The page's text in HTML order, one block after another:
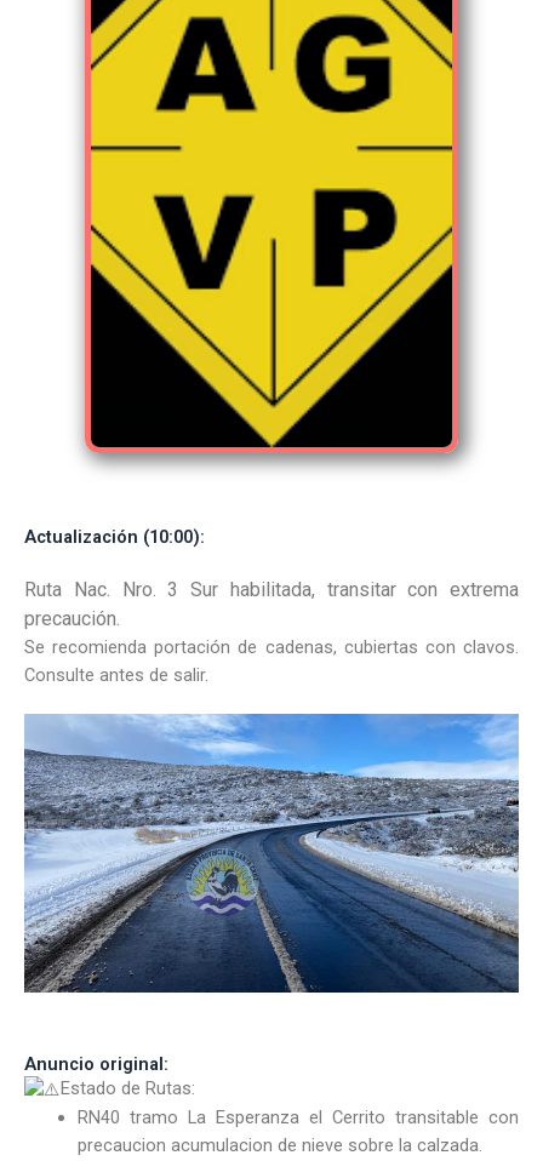
Actualización (10:00):
Ruta Nac. Nro. 3 Sur habilitada, transitar con extrema
precaución.
Se recomienda portación de cadenas, cubiertas con clavos.
Consulte antes de salir.
Anuncio original:
Estado de Rutas:
RN40 tramo La Esperanza el Cerrito transitable con
precaucion acumulacion de nieve sobre la calzada.